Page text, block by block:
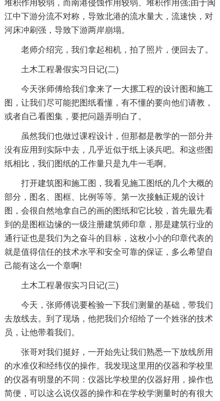
堆积作用较弱，而南港侵蚀作用较弱、堆积作用强;由于闽
江中下游分流不对称，导致北港的流水量大，流速快，对
河床冲刷强，导致下游两岸崩塌。
老师介绍完，我们拿起相机，拍了照片，便回去了。
土木工程暑假实习日记(二)
今天张师傅给我们拿来了一大摞工程的设计图和施工
图，让我们尽可能把图纸看懂，有不懂的要向他们请教，
或者自己看图集，要把问题弄明白了。
虽然我们也做过课程设计，但那都是教学的一部分并
没有应用到实际中去，几乎近似于纸上谈兵吧。和这些图
纸相比，我们图纸的工作量只是九牛一毛啊。
打开建筑图和施工图，我看见施工图纸的几个大概的
部分，图名、图框、比例等等。第一次接触正规的设计
图，会很自然地拿自己的画的图纸和它比较，首先最先看
到的是图框边缘的一级注册建筑师印章，那是建筑行业的
通行证也是我们为之奋斗的目标，这枚小小的印章代表的
就是值得信任的技术水平和安全可靠的保证，多么希望自
己能有这么一个章啊!
土木工程暑假实习日记(三)
今天，张师傅说要检验一下我们测量的基础，带我们
去放线去。到了现场，他把我们介绍给了一个姓张的技术
员，让他带着我们。
张哥对我们挺好，一开始先让我们熟悉一下放线所用
的水准仪和经纬仪的操作。我发现这里用的仪器和学校里
的仪器有明显的不同：仪器比学校里的仪器好用，操作也
简便，可以这么说仪器的操作和在学校学测量时的有很大